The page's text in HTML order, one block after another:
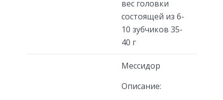
вес головки
состоящей из 6-
10 зубчиков 35-
40 г
Мессидор
Описание: